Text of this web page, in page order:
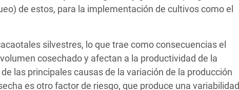
de estos, para la implementación de cultivos como el
silvestres, lo que trae como consecuencias el
cosechado y afectan a la productividad de la
las principales causas de la variación de la producción
es otro factor de riesgo, que produce una variabilidad